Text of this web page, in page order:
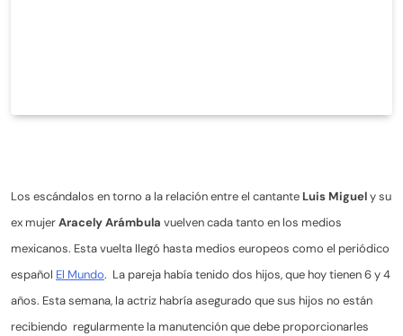
Los escándalos en torno a la relación entre el cantante Luis Miguely su
ex mujerAracely Arámbula vuelven cada tanto en los medios
mexicanos. Esta vuelta llegó hasta medios europeos como el periódico
español El Mundo. La pareja había tenido dos hijos, que hoy tienen 6 y 4
años. Esta semana, la actriz habría asegurado que sus hijos no están
recibiendo regularmente la manutención que debe proporcionarles